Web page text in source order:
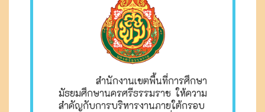
สำนักงานเขตพื้นที่การศึกษา
มัธยมศึกษานครศรีธรรมราช ให้ความ
สำคัญกับการบริหารงานภายใต้กรอบ